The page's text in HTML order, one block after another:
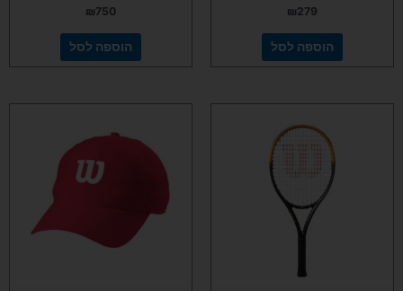
₪279
הוספה לסל
₪750
הוספה לסל